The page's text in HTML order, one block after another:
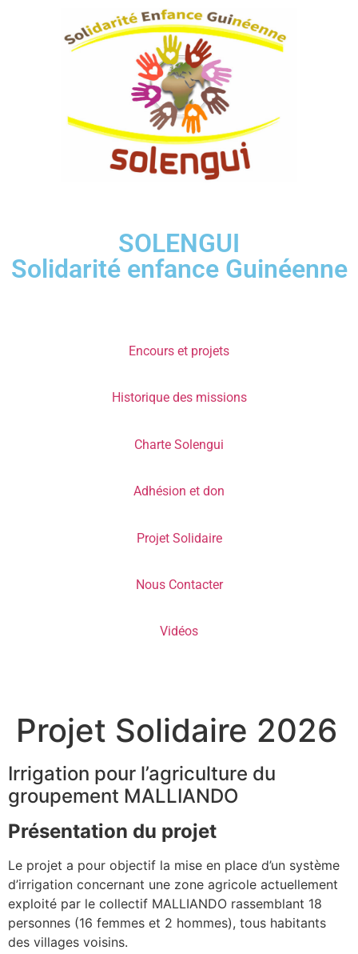
SOLENGUI
Solidarité enfance Guinéenne
Encours et projets
Historique des missions
Charte Solengui
Adhésion et don
Projet Solidaire
Nous Contacter
Vidéos
Projet Solidaire 2026
Irrigation pour l’agriculture du
groupement MALLIANDO
Présentation du projet
Le projet a pour objectif la mise en place d’un système
d’irrigation concernant une zone agricole actuellement
exploité par le collectif MALLIANDO rassemblant 18
personnes (16 femmes et 2 hommes), tous habitants
des villages voisins.